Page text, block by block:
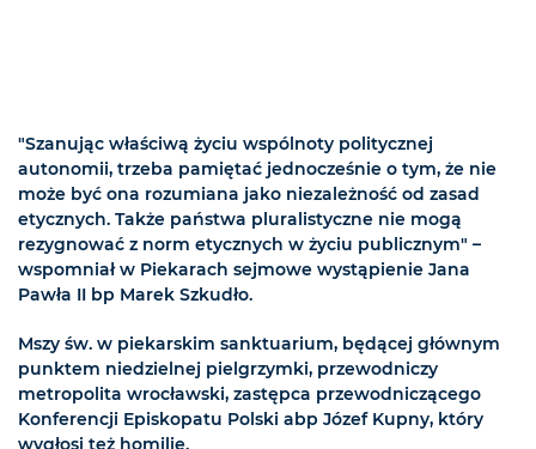
"Szanując właściwą życiu wspólnoty politycznej
autonomii, trzeba pamiętać jednocześnie o tym, że nie
może być ona rozumiana jako niezależność od zasad
etycznych. Także państwa pluralistyczne nie mogą
rezygnować z norm etycznych w życiu publicznym" –
wspomniał w Piekarach sejmowe wystąpienie Jana
Pawła II bp Marek Szkudło.
Mszy św. w piekarskim sanktuarium, będącej głównym
punktem niedzielnej pielgrzymki, przewodniczy
metropolita wrocławski, zastępca przewodniczącego
Konferencji Episkopatu Polski abp Józef Kupny, który
wygłosi też homilię.